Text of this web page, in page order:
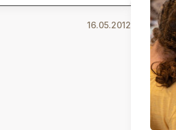
16.05.2012